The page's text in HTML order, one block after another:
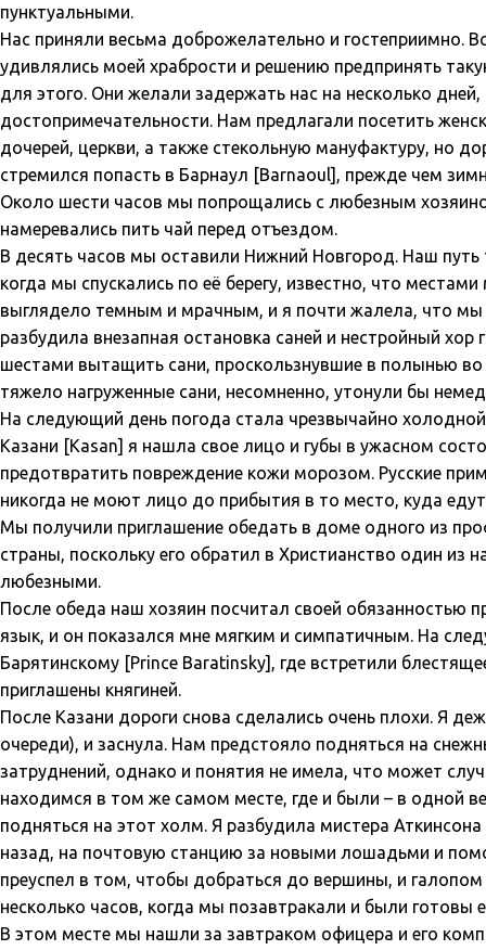
пунктуальными.
Нас приняли весьма доброжелательно и гостеприимно.
удивлялись моей храбрости и решению предпринять
для этого. Они желали задержать нас на несколько
достопримечательности. Нам предлагали посетить
дочерей, церкви, а также стекольную мануфактуру, но
стремился попасть в Барнаул [Barnaoul], прежде чем
Около шести часов мы попрощались с любезным
намеревались пить чай перед отъездом.
В десять часов мы оставили Нижний Новгород. Наш
когда мы спускались по её берегу, известно, что
выглядело темным и мрачным, и я почти жалела, что мы
разбудила внезапная остановка саней и нестройный
шестами вытащить сани, проскользнувшие в полынью
тяжело нагруженные сани, несомненно, утонули бы
На следующий день погода стала чрезвычайно
Казани [Kasan] я нашла свое лицо и губы в ужасном
предотвратить повреждение кожи морозом. Русские
никогда не моют лицо до прибытия в то место, куда
Мы получили приглашение обедать в доме одного из
страны, поскольку его обратил в Христианство один из
любезными.
После обеда наш хозяин посчитал своей обязанностью
язык, и он показался мне мягким и симпатичным. На
Барятинскому [Prince Baratinsky], где встретили
приглашены княгиней.
После Казани дороги снова сделались очень плохи. Я
очереди), и заснула. Нам предстояло подняться на
затруднений, однако и понятия не имела, что может
находимся в том же самом месте, где и были – в одной
подняться на этот холм. Я разбудила мистера
назад, на почтовую станцию за новыми лошадьми и
преуспел в том, чтобы добраться до вершины, и
несколько часов, когда мы позавтракали и были готовы
В этом месте мы нашли за завтраком офицера и его